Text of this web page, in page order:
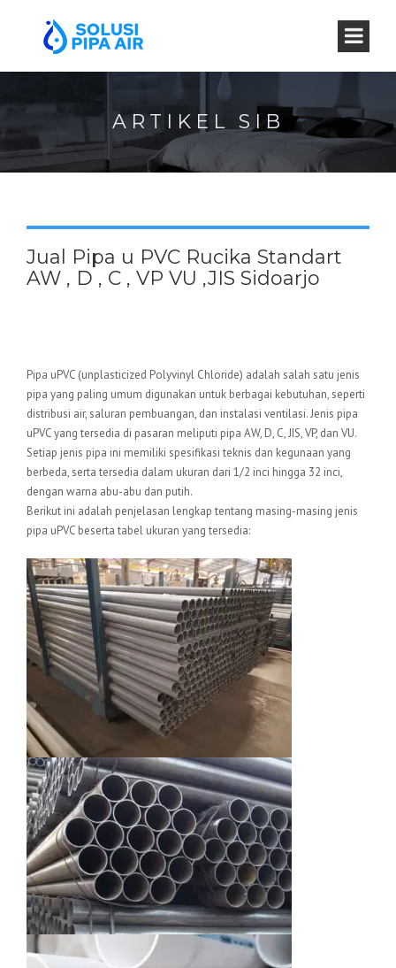
ARTIKEL SIB
Jual Pipa u PVC Rucika Standart
AW , D , C , VP VU ,JIS Sidoarjo
Pipa uPVC (unplasticized Polyvinyl Chloride) adalah salah satu jenis
pipa yang paling umum digunakan untuk berbagai kebutuhan, seperti
distribusi air, saluran pembuangan, dan instalasi ventilasi. Jenis pipa
uPVC yang tersedia di pasaran meliputi pipa AW, D, C, JIS, VP, dan VU.
Setiap jenis pipa ini memiliki spesifikasi teknis dan kegunaan yang
berbeda, serta tersedia dalam ukuran dari 1/2 inci hingga 32 inci,
dengan warna abu-abu dan putih.
Berikut ini adalah penjelasan lengkap tentang masing-masing jenis
pipa uPVC beserta tabel ukuran yang tersedia: